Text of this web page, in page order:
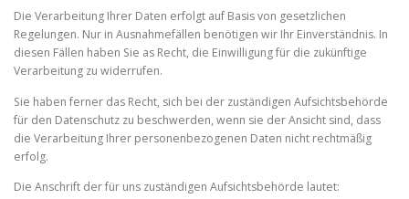
Die Verarbeitung Ihrer Daten erfolgt auf Basis von gesetzlichen
Regelungen. Nur in Ausnahmefällen benötigen wir Ihr Einverständnis. In
diesen Fällen haben Sie as Recht, die Einwilligung für die zukünftige
Verarbeitung zu widerrufen.
Sie haben ferner das Recht, sich bei der zuständigen Aufsichtsbehörde
für den Datenschutz zu beschwerden, wenn sie der Ansicht sind, dass
die Verarbeitung Ihrer personenbezogenen Daten nicht rechtmäßig
erfolg.
Die Anschrift der für uns zuständigen Aufsichtsbehörde lautet: